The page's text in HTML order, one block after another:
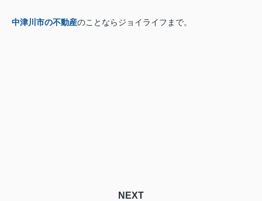
中津川市の不動産のことならジョイライフまで。
NEXT